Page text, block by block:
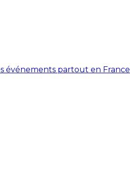
événements partout en France